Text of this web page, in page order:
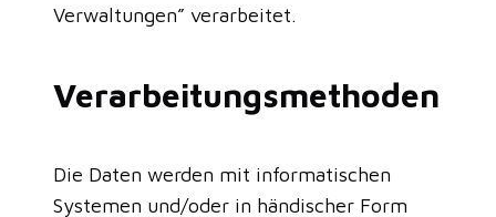
Verwaltungen” verarbeitet.
Verarbeitungsmethoden
Die Daten werden mit informatischen
Systemen und/oder in händischer Form